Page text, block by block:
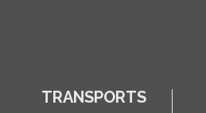
TRANSPORTS